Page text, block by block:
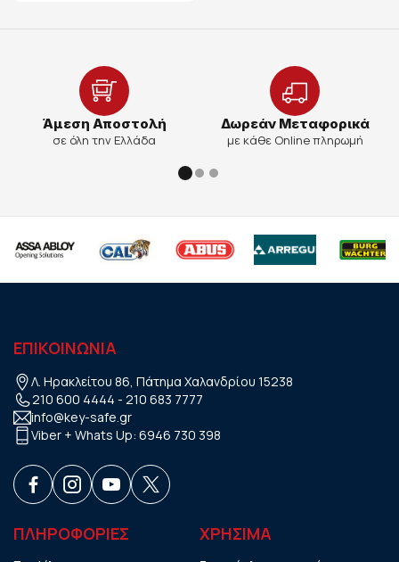
Άμεση Αποστολή
σε όλη την Ελλάδα
Δωρεάν Μεταφορικά
με κάθε Online πληρωμή
ΕΠΙΚΟΙΝΩΝΙΑ
Λ. Ηρακλείτου 86, Πάτημα Χαλανδρίου 15238
210 600 4444 - 210 683 7777
info@key-safe.gr
Viber + Whats Up: 6946 730 398
ΠΛΗΡΟΦΟΡΙΕΣ ΧΡHΣΙΜΑ